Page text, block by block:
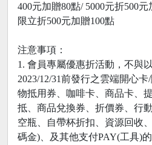
400元加贈80點/ 5000元折500
限立折500元加贈100點
注意事項：
1. 會員專屬優惠折活動，不與
2023/12/31前發行之雲端開心
物抵用券、咖啡卡、商品卡、
抵、商品兌換券、折價券、行
空瓶、自帶杯折扣、資源回收
碼金)、及其他支付PAY(工具)的